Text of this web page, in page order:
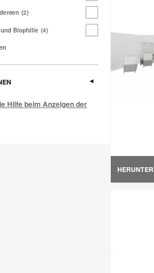
2
Biophilie 4
Hilfe beim Anzeigen der